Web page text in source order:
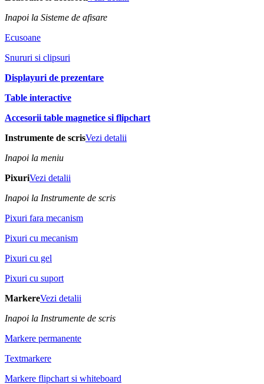
Inapoi la Sisteme de afisare
Ecusoane
Snururi si clipsuri
Displayuri de prezentare
Table interactive
Accesorii table magnetice si flipchart
Instrumente de scrisVezi detalii
Inapoi la meniu
PixuriVezi detalii
Inapoi la Instrumente de scris
Pixuri fara mecanism
Pixuri cu mecanism
Pixuri cu gel
Pixuri cu suport
MarkereVezi detalii
Inapoi la Instrumente de scris
Markere permanente
Textmarkere
Markere flipchart si whiteboard